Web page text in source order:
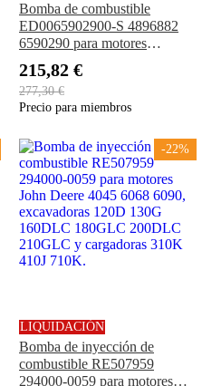
Bomba de combustible
ED0065902900-S 4896882
6590290 para motores
LDW1003, LDW1404,
LDW1204/T y Kohler
KDW702, KDW1003 y
215,82 €
277,30 €
Precio para miembros
-22%
LIQUIDACIÓN
Bomba de inyección de
combustible RE507959
294000-0059 para motores